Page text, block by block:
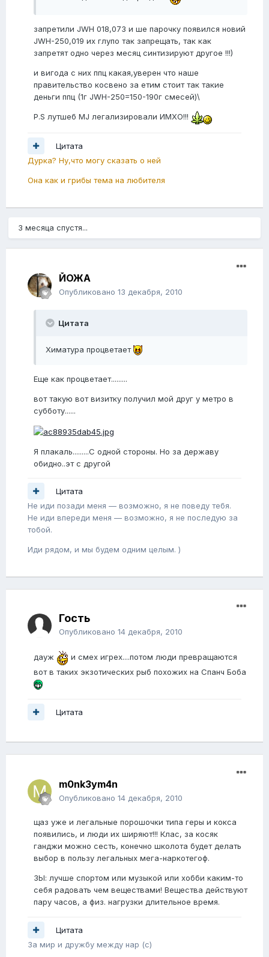
запретили JWH 018,073 и ше парочку появился новий
JWH-250,019 их глупо так запрещать, так как
запретят одно через месяц синтизируют другое !!!)
и вигода с них ппц какая,уверен что наше
правительство косвено за етим стоит так такие
деньги ппц (1г JWH-250=150-190г смесей)\
P.S лутшеб МJ легализировали ИМХО!!!
Цитата
Дурка? Ну,что могу сказать о ней
Она как и грибы тема на любителя
3 месяца спустя...
ЙОЖА
Опубликовано 13 декабря, 2010
Цитата
Химатура процветает
Еще как процветает.........
вот такую вот визитку получил мой друг у метро в
субботу......
Я плакаль.........С одной стороны. Но за державу
обидно..эт с другой
Цитата
Не иди позади меня — возможно, я не поведу тебя.
Не иди впереди меня — возможно, я не последую за
тобой.
Иди рядом, и мы будем одним целым. )
Гость
Опубликовано 14 декабря, 2010
дауж
и смех игрех....потом люди превращаются
вот в таких экзотических рыб похожих на Спанч Боба
Цитата
m0nk3ym4n
Опубликовано 14 декабря, 2010
щаз уже и легальные порошочки типа геры и кокса
появились, и люди их ширяют!!! Клас, за косяк
ганджи можно сесть, конечно школота будет делать
выбор в пользу легальных мега-наркотегоф.
ЗЫ: лучше спортом или музыкой или хобби каким-то
себя радовать чем веществами! Вещества действуют
пару часов, а физ. нагрузки длительное время.
Цитата
За мир и дружбу между нар (с)